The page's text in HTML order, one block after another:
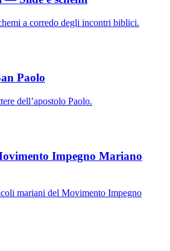
a corredo degli incontri biblici.
Paolo
dell’apostolo Paolo.
Impegno Mariano
mariani del Movimento Impegno